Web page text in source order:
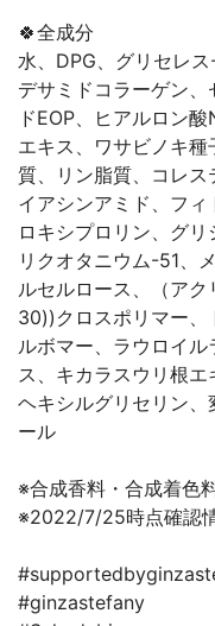
🍀全成分
水、DPG、グリセレス
デサミドコラーゲン、
ドEOP、ヒアルロン
エキス、ワサビノキ
質、リン脂質、コレ
イアシンアミド、フ
ロキシプロリン、グ
リクオタニウム-51、
ルセルロース、（ア
30))クロスポリマー、
ルボマー、ラウロイ
ス、キカラスウリ根
ヘキシルグリセリン、
ール
※合成香料・合成着色
※2022/7/25時点確認
#ginzastefany